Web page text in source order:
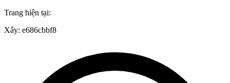
Trang hiện tại:
Xây: e686cbbf8